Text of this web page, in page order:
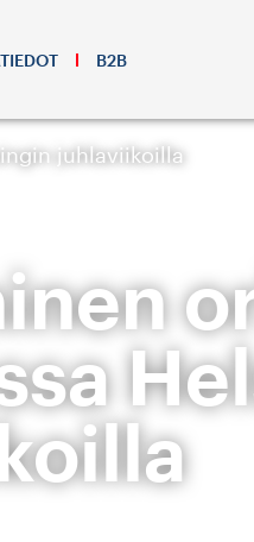
B2B
juhlaviikoilla